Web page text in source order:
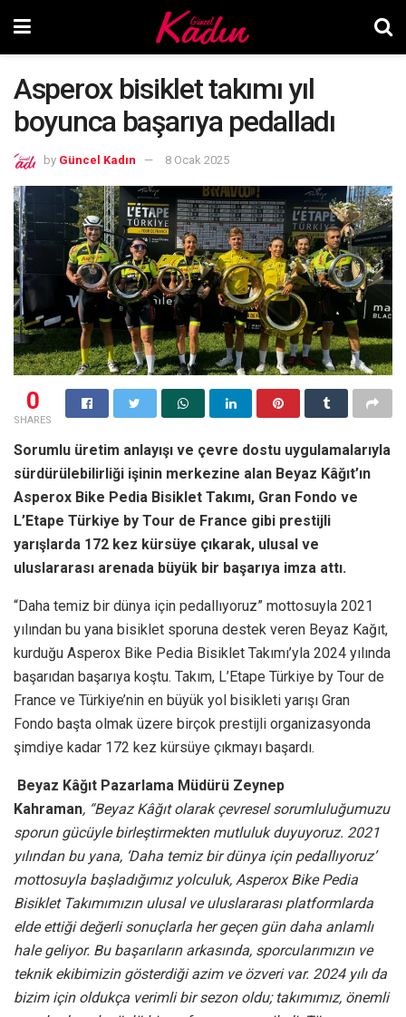
Asperox bisiklet takımı yıl
boyunca başarıya pedalladı
by Güncel Kadın 8 Ocak 2025
0
SHARES
Sorumlu üretim anlayışı ve çevre dostu uygulamalarıyla
sürdürülebilirliği işinin merkezine alan Beyaz Kâğıt’ın
Asperox Bike Pedia Bisiklet Takımı, Gran Fondo ve
L’Etape Türkiye by Tour de France gibi prestijli
yarışlarda 172 kez kürsüye çıkarak, ulusal ve
uluslararası arenada büyük bir başarıya imza attı.
“Daha temiz bir dünya için pedallıyoruz” mottosuyla 2021
yılından bu yana bisiklet sporuna destek veren Beyaz Kağıt,
kurduğu Asperox Bike Pedia Bisiklet Takımı’yla 2024 yılında
başarıdan başarıya koştu. Takım, L’Etape Türkiye by Tour de
France ve Türkiye’nin en büyük yol bisikleti yarışı Gran
Fondo başta olmak üzere birçok prestijli organizasyonda
şimdiye kadar 172 kez kürsüye çıkmayı başardı.
Beyaz Kâğıt Pazarlama Müdürü Zeynep
Kahraman, “Beyaz Kâğıt olarak çevresel sorumluluğumuzu
sporun gücüyle birleştirmekten mutluluk duyuyoruz. 2021
yılından bu yana, ‘Daha temiz bir dünya için pedallıyoruz’
mottosuyla başladığımız yolculuk, Asperox Bike Pedia
Bisiklet Takımımızın ulusal ve uluslararası platformlarda
elde ettiği değerli sonuçlarla her geçen gün daha anlamlı
hale geliyor. Bu başarıların arkasında, sporcularımızın ve
teknik ekibimizin gösterdiği azim ve özveri var. 2024 yılı da
bizim için oldukça verimli bir sezon oldu; takımımız, önemli